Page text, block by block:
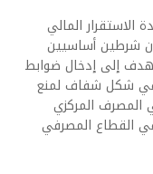
المالي
شرطين أساسيين
يهدف إلى إدخال ضوابط
في شكل شفاف لمنع
المصرف المركزي
في القطاع المصرفي